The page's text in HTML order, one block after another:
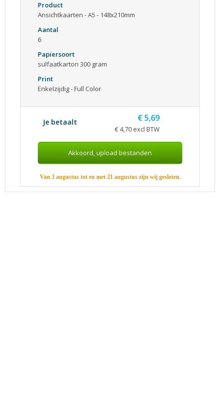
Product
Ansichtkaarten - A5 - 148x210mm
Aantal
6
Papiersoort
sulfaatkarton 300 gram
Print
Enkelzijdig - Full Color
Je betaalt € 5,69
€ 4,70 excl BTW
Van 3 augustus tot en met 21 augustus zijn wij gesloten.